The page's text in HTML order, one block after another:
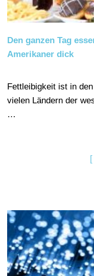
Den ganzen Tag
Amerikaner dick
Fettleibigkeit ist in
vielen Ländern der
…